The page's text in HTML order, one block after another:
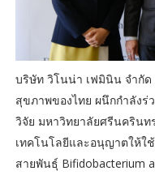
บริษัท วิโนน่า เฟมินิน จำกั
สุขภาพของไทย ผนึกกำลัง
วิจัย มหาวิทยาลัยศรีนคริน
เทคโนโลยีและอนุญาตให้ใ
สายพันธุ์ Bifidobacterium